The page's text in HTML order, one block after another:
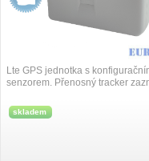
Lte GPS jednotka s
senzorem. Přenosný tracker
skladem